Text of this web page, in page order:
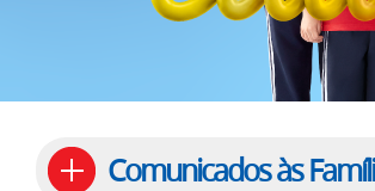
Comunicados às